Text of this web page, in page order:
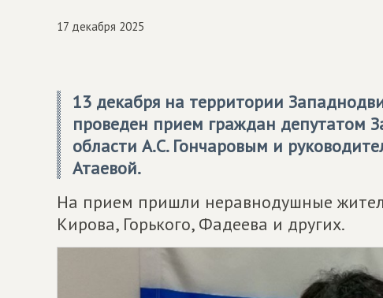
17 декабря 2025
13 декабря на территории
проведен прием граждан депутатом
области А.С. Гончаровым и
Атаевой.
На прием пришли неравнодушные
Кирова, Горького, Фадеева и других.